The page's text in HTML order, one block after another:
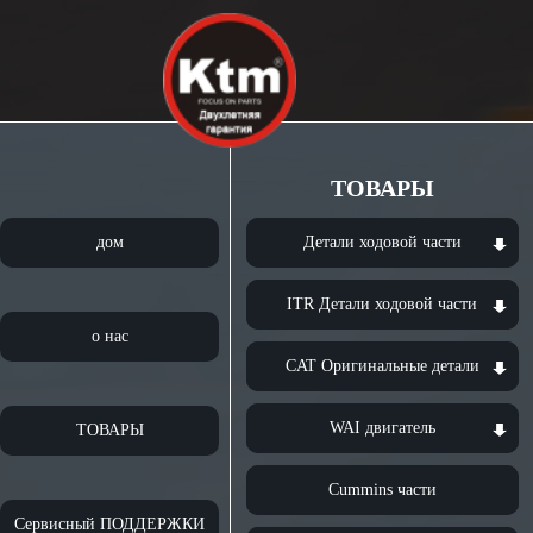
дом
о нас
ТОВАРЫ
ТОВАРЫ
Детали ходовой части
ITR Детали ходовой части
CAT Оригинальные детали
WAI двигатель
Cummins части
Сервисный ПОДДЕРЖКИ